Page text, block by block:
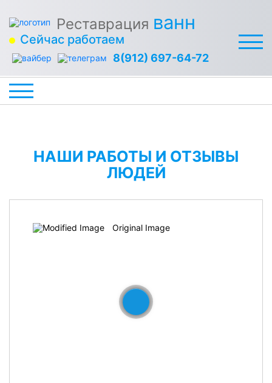
Реставрация ванн
Сейчас работаем
8(912) 697-64-72
НАШИ РАБОТЫ И ОТЗЫВЫ
ЛЮДЕЙ